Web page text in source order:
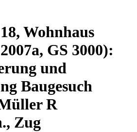
Wohnhaus
GS 3000):
und
Baugesuch
R
Zug